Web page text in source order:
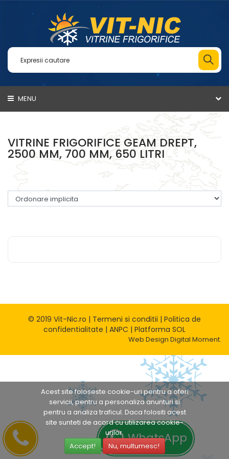
MENU
VITRINE FRIGORIFICE GEAM DREPT,
2500 MM, 700 MM, 650 LITRI
© 2019 Vit-Nic.ro | Termeni si conditii | Politica de
confidentialitate | ANPC | Platforma SOL
Web Design Digital Moment.
WhatsApp
Acest site foloseste cookie-uri pentru a oferi
servicii, pentru a personaliza anunturi si
pentru a analiza traficul. Daca folositi acest
site sunteti de acord cu utilizarea cookie-
urilor.
Accept!
Nu, multumesc!